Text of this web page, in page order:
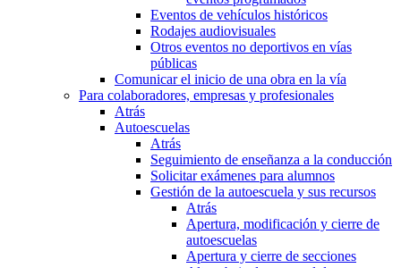
Eventos de vehículos históricos
Rodajes audiovisuales
Otros eventos no deportivos en vías
públicas
Comunicar el inicio de una obra en la vía
Para colaboradores, empresas y profesionales
Atrás
Autoescuelas
Atrás
Seguimiento de enseñanza a la conducción
Solicitar exámenes para alumnos
Gestión de la autoescuela y sus recursos
Atrás
Apertura, modificación y cierre de
autoescuelas
Apertura y cierre de secciones